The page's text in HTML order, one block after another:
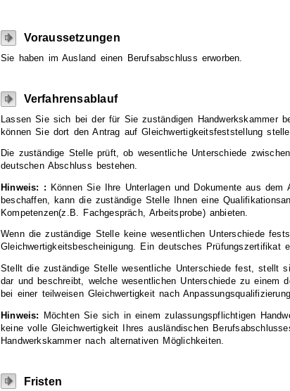
Voraussetzungen
Sie haben im Ausland einen Berufsabschluss erworben.
Verfahrensablauf
Lassen Sie sich bei der für Sie zuständigen Handwerkskammer
können Sie dort den Antrag auf Gleichwertigkeitsfeststellung
Die zuständige Stelle prüft, ob wesentliche Unterschiede
deutschen Abschluss bestehen.
Hinweis: : Können Sie Ihre Unterlagen und Dokumente aus
beschaffen, kann die zuständige Stelle Ihnen eine
Kompetenzen(z.B. Fachgespräch, Arbeitsprobe) anbieten.
Wenn die zuständige Stelle keine wesentlichen Unterschiede
Gleichwertigkeitsbescheinigung. Ein deutsches Prüfungszertifikat
Stellt die zuständige Stelle wesentliche Unterschiede fest, stellt
dar und beschreibt, welche wesentlichen Unterschiede zu einem
bei einer teilweisen Gleichwertigkeit nach
Hinweis:
Möchten Sie sich in einem zulassungspflichtigen
keine volle Gleichwertigkeit Ihres ausländischen
Handwerkskammer nach alternativen Möglichkeiten.
Fristen